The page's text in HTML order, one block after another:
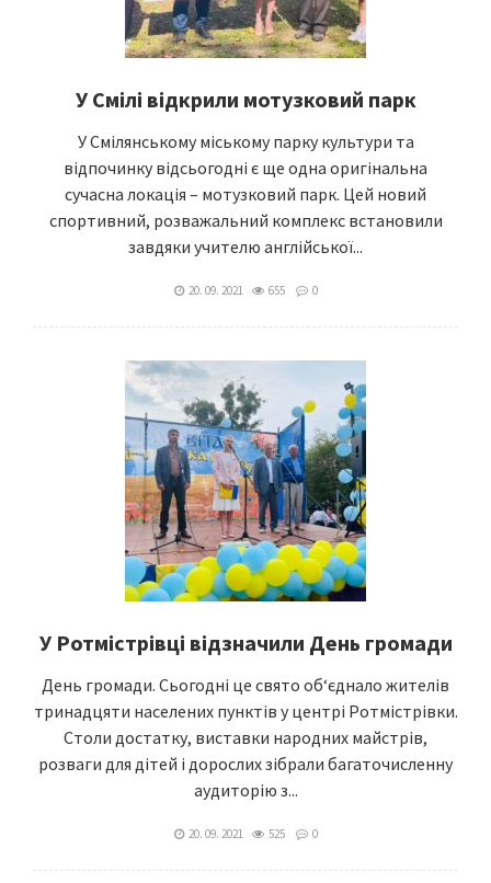
У Смілі відкрили мотузковий парк
У Смілянському міському парку культури та
відпочинку відсьогодні є ще одна оригінальна
сучасна локація – мотузковий парк. Цей новий
спортивний, розважальний комплекс встановили
завдяки учителю англійської...
20. 09. 2021 655 0
У Ротмістрівці відзначили День громади
День громади. Сьогодні це свято об‘єднало жителів
тринадцяти населених пунктів у центрі Ротмістрівки.
Столи достатку, виставки народних майстрів,
розваги для дітей і дорослих зібрали багаточисленну
аудиторію з...
20. 09. 2021 525 0